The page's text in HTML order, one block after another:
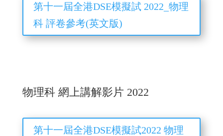
第十一屆全港DSE模擬試 2022_物理
科 評卷參考(英文版)
物理科 網上講解影片 2022
第十一屆全港DSE模擬試2022 物理